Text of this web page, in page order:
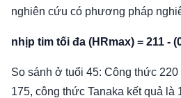
nghiên cứu có phương pháp
nhịp tim tối đa (HRmax) = 211 -
So sánh ở tuổi 45: Công thức
175, công thức Tanaka kết quả là